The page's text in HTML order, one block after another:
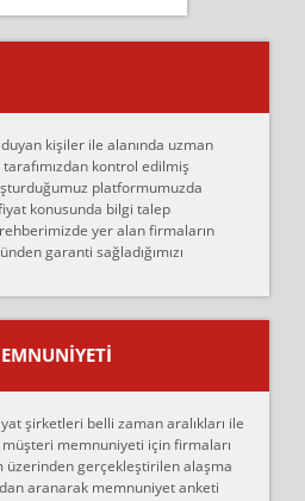
alüminyum renkli bantı
eşyalarımı taşımak için
düzgün şekilde
ve ticari ahlak problemleri
Sonrasında taşıma gününde
2600 TL'ye ankaradan
bu şahıs evin taşınacağı gün
duyan kişiler ile alanında uzman
kontrol edilmiş
platformumuzda
konusunda bilgi talep
yer alan firmaların
garanti sağladığımızı
şirketleri belli zaman aralıkları ile
memnuniyeti için firmaları
üzerinden gerçekleştirilen alaşma
aranarak memnuniyet anketi